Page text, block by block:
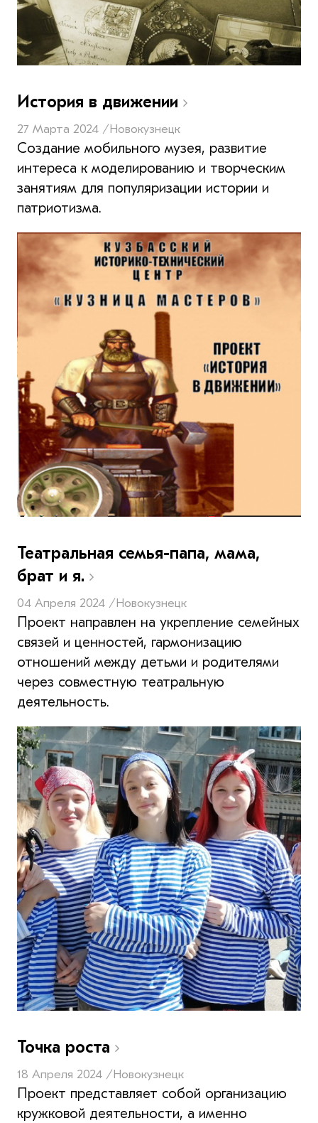
История в движении
27 Марта 2024 /Новокузнецк
Создание мобильного музея, развитие
интереса к моделированию и творческим
занятиям для популяризации истории и
патриотизма.
Театральная семья-папа, мама,
брат и я.
04 Апреля 2024 /Новокузнецк
Проект направлен на укрепление семейных
связей и ценностей, гармонизацию
отношений между детьми и родителями
через совместную театральную
деятельность.
Точка роста
18 Апреля 2024 /Новокузнецк
Проект представляет собой организацию
кружковой деятельности, а именно